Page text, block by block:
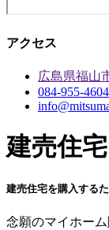
アクセス
広島県福山
084-955-4604
建売住
建売住宅を購入する
念願のマイホー